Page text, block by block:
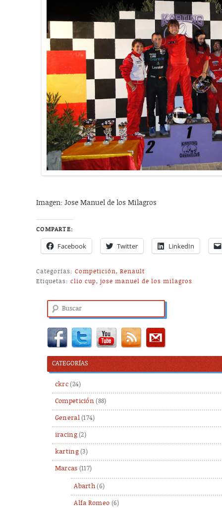
Imagen: Jose Manuel de los Milagros
COMPARTE:
Facebook Twitter LinkedIn
Categorías: Competición,Renault
Etiquetas: clio cup,jose manuel de los milagros
Buscar
CATEGORÍAS
ckrc(24)
Competición (88)
General(174)
iracing(2)
karting(3)
Marcas (117)
Abarth (6)
Alfa Romeo (6)